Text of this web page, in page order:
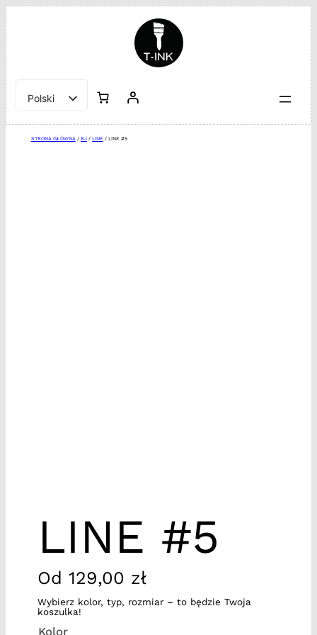
Przejdź
do
treści
Polski
English
STRONA GŁÓWNA / BJ/ LINE / LINE #5
LINE #5
Od 129,00 zł
Wybierz kolor, typ, rozmiar – to będzie Twoja
koszulka!
Kolor